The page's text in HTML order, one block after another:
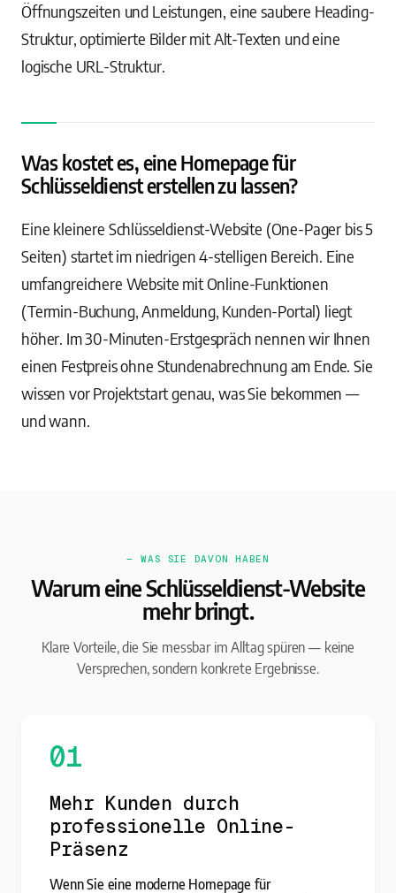
Öffnungszeiten und Leistungen, eine saubere Heading-
Struktur, optimierte Bilder mit Alt-Texten und eine
logische URL-Struktur.
Was kostet es, eine Homepage für
Schlüsseldienst erstellen zu lassen?
Eine kleinere Schlüsseldienst-Website (One-Pager bis 5
Seiten) startet im niedrigen 4-stelligen Bereich. Eine
umfangreichere Website mit Online-Funktionen
(Termin-Buchung, Anmeldung, Kunden-Portal) liegt
höher. Im 30-Minuten-Erstgespräch nennen wir Ihnen
einen Festpreis ohne Stundenabrechnung am Ende. Sie
wissen vor Projektstart genau, was Sie bekommen —
und wann.
— WAS SIE DAVON HABEN
Warum eine Schlüsseldienst-Website
mehr bringt.
Klare Vorteile, die Sie messbar im Alltag spüren — keine
Versprechen, sondern konkrete Ergebnisse.
01
Mehr Kunden durch
professionelle Online-
Präsenz
Wenn Sie eine moderne Homepage für